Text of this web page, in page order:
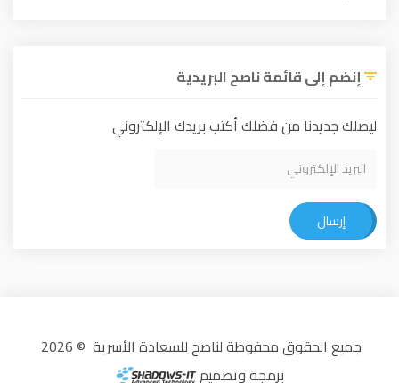
إنضم إلى قائمة ناصح البريدية
ليصلك جديدنا من فضلك أكتب بريدك الإلكتروني
إرسال
برمجة وتصميم